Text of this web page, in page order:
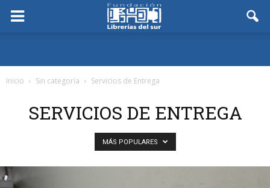
Inicio Sin categoría Servicios de Entrega
SERVICIOS DE ENTREGA
MÁS POPULARES